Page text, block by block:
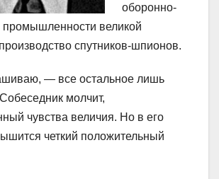
оборонно-
промышленности великой
спутников-шпионов.
— все остальное лишь
молчит,
чувства величия. Но в его
четкий положительный